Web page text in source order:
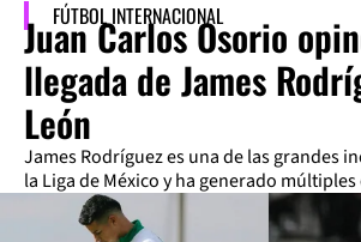
FÚTBOL INTERNACIONAL
Juan Carlos Osorio
llegada de James
León
James Rodríguez es una de las grandes
la Liga de México y ha generado